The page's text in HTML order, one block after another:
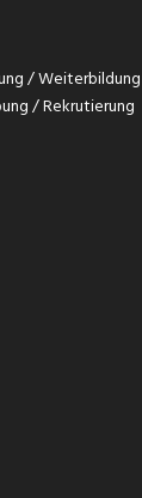
/ Weiterbildung
/ Rekrutierung